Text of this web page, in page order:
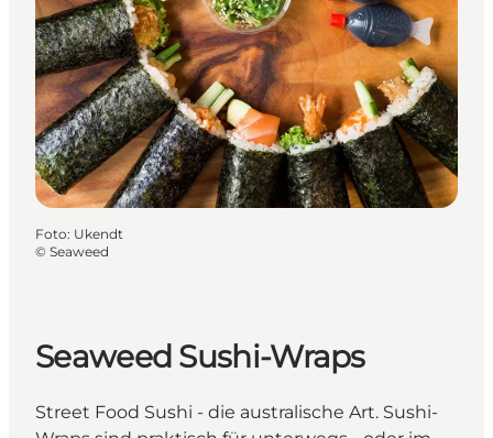
Foto: Ukendt
© Seaweed
Seaweed Sushi-Wraps
Street Food Sushi - die australische Art. Sushi-